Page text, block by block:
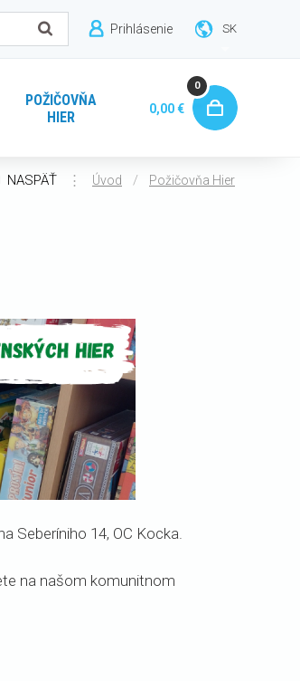
SK
POŽIČOVŇA
HIER
Prihlásenie
0,00 €
0
NASPÄŤ ⋮ Úvod / Požičovňa Hier
Seberíniho 14, OC Kocka.
na našom komunitnom